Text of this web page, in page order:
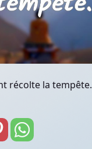
récolte la tempête.